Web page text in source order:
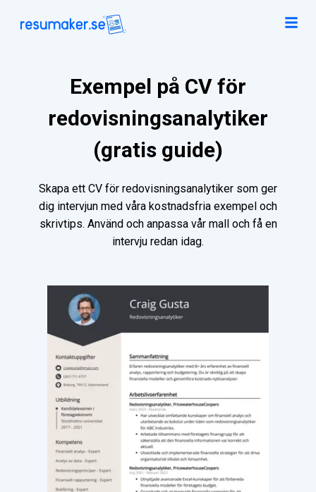
Exempel på CV för
redovisningsanalytiker
(gratis guide)
Skapa ett CV för redovisningsanalytiker som ger
dig intervjun med våra kostnadsfria exempel och
skrivtips. Använd och anpassa vår mall och få en
intervju redan idag.